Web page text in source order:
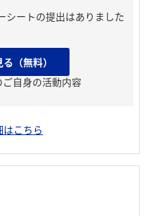
シートの提出はありました
自身の活動内容
こちら
（無料）